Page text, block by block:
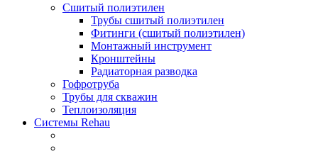
Сшитый полиэтилен
Трубы сшитый полиэтилен
Фитинги (сшитый полиэтилен)
Монтажный инструмент
Кронштейны
Радиаторная разводка
Гофротруба
Трубы для скважин
Теплоизоляция
Системы Rehau